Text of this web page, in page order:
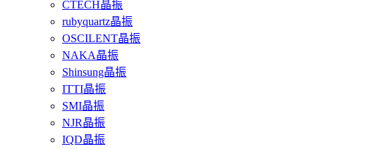
CTECH晶振
rubyquartz晶振
OSCILENT晶振
NAKA晶振
Shinsung晶振
ITTI晶振
SMI晶振
NJR晶振
IQD晶振